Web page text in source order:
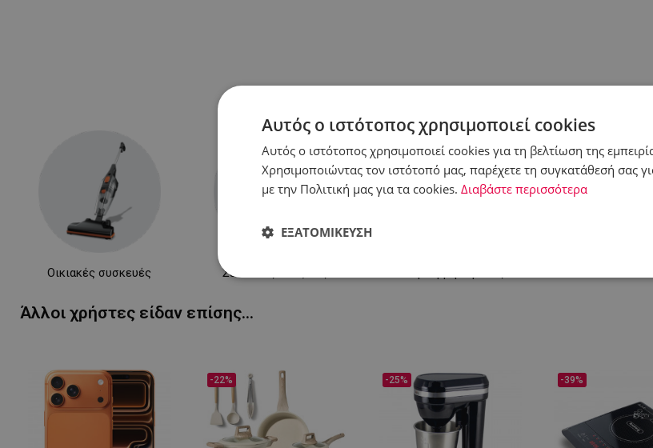
Οικιακές συσκευές Συσκευές κουζίνας
Άλλοι χρήστες είδαν επίσης...
-22% -25% -39%
Αυτός ο ιστότοπος χρησιμοποιεί cookies
Αυτός ο ιστότοπος χρησιμοποιεί cookies για τη βελτίωση της
Χρησιμοποιώντας τον ιστότοπό μας, παρέχετε τη συγκατάθεσή σας
με την Πολιτική μας για τα cookies. Διαβάστε περισσότερα
ΕΞΑΤΟΜΊΚΕΥΣΗ
Απολύτως
Απόδοσης Στόχευσης
Απολύτως απαραίτητα Απόδοσης Λειτουργικότητας
Τα απολύτως απαραίτητα cookies επιτρέπουν βασικές λειτουργίες του ιστότοπου, όπως